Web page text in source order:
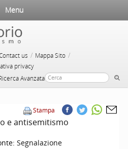
us / Mappa Sito /
privacy
Avanzata
Menu
Stampa
e antisemitismo
Segnalazione